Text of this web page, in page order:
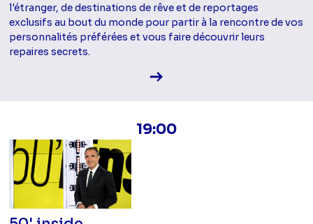
l'étranger, de destinations de rêve et de reportages
exclusifs au bout du monde pour partir à la rencontre de vos
personnalités préférées et vous faire découvrir leurs
repaires secrets.
Voir la fiche diffusion
19:00